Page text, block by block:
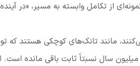
از تکامل وابسته به مسیر، «در آینده
مانند تانک‌های کوچکی هستند که
هشت صفحه صدفی محافظت می‌شوند و ساختار بدن آن‌ها برای حدود 300 میلیون سال نسبتاً ثابت باقی مانده